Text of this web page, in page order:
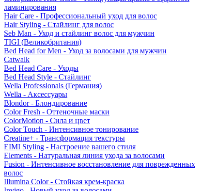
ламинирования
Hair Care - Профессиональный уход для волос
Hair Styling - Стайлинг для волос
Seb Man - Уход и стайлинг волос для мужчин
TIGI (Великобритания)
Bed Head for Men - Уход за волосами для мужчин
Catwalk
Bed Head Care - Уходы
Bed Head Style - Стайлинг
Wella Professionals (Германия)
Wella - Аксессуары
Blondor - Блондирование
Color Fresh - Оттеночные маски
ColorMotion - Сила и цвет
Color Touch - Интенсивное тонирование
Creatine+ - Трансформация текстуры
EIMI Styling - Настроение вашего стиля
Elements - Натуральная линия ухода за волосами
Fusion - Интенсивное восстановление для поврежденных
волос
Illumina Color - Стойкая крем-краска